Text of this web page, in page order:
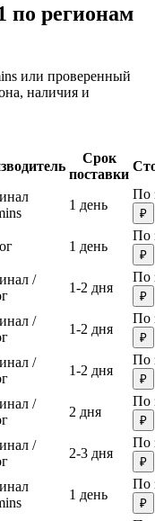
по регионам
или проверенный
наличия и
Срок
поставки
1 день
По
₽
1 день
По
₽
/
1-2 дня
По
₽
/
1-2 дня
По
₽
/
1-2 дня
По
₽
/
2 дня
По
₽
/
2-3 дня
По
₽
1 день
По
₽